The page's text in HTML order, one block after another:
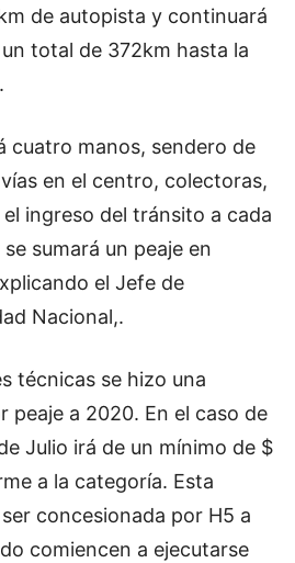
de autopista y continuará
total de 372km hasta la
cuatro manos, sendero de
en el centro, colectoras,
ingreso del tránsito a cada
sumará un peaje en
el Jefe de
Nacional,.
técnicas se hizo una
peaje a 2020. En el caso de
Julio irá de un mínimo de $
a la categoría. Esta
concesionada por H5 a
comiencen a ejecutarse